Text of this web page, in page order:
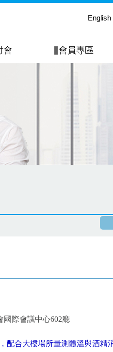
English
會 會員專區
國際會議中心602廳
配合大樓場所量測體溫與酒精